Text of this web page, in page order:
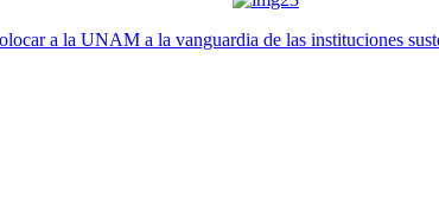
a la UNAM a la vanguardia de las instituciones